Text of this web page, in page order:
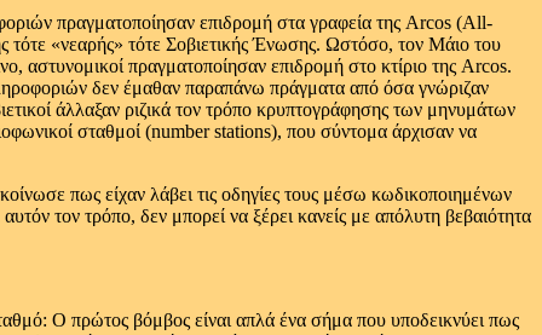
πραγματοποίησαν επιδρομή στα γραφεία της Arcos (All-
τότε «νεαρής» τότε Σοβιετικής Ένωσης. Ωστόσο, τον Μάιο του
αστυνομικοί πραγματοποίησαν επιδρομή στο κτίριο της Arcos.
δεν έμαθαν παραπάνω πράγματα από όσα γνώριζαν
άλλαξαν ριζικά τον τρόπο κρυπτογράφησης των μηνυμάτων
σταθμοί (number stations), που σύντομα άρχισαν να
πως είχαν λάβει τις οδηγίες τους μέσω κωδικοποιημένων
τον τρόπο, δεν μπορεί να ξέρει κανείς με απόλυτη βεβαιότητα
Ο πρώτος βόμβος είναι απλά ένα σήμα που υποδεικνύει πως